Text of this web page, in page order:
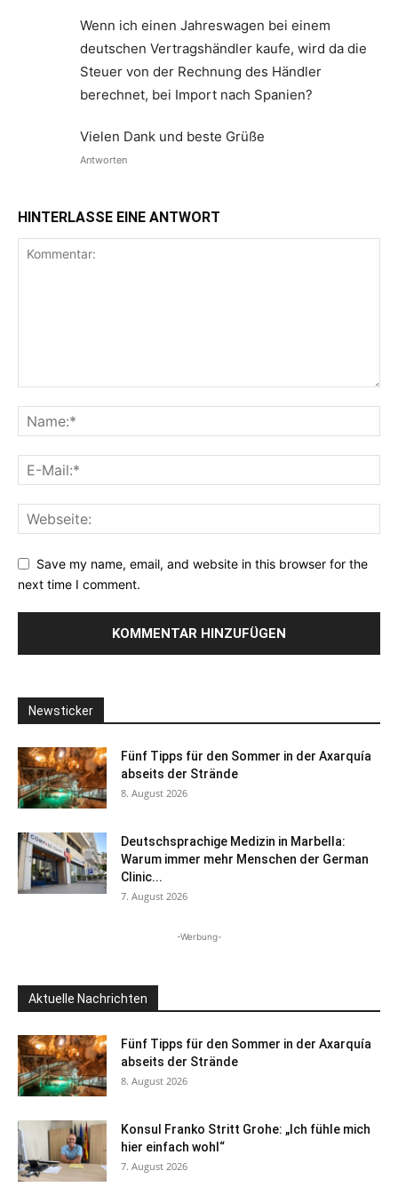
Wenn ich einen Jahreswagen bei einem
deutschen Vertragshändler kaufe, wird da die
Steuer von der Rechnung des Händler
berechnet, bei Import nach Spanien?
Vielen Dank und beste Grüße
Antworten
HINTERLASSE EINE ANTWORT
Save my name, email, and website in this browser for the
next time I comment.
Newsticker
Fünf Tipps für den Sommer in der Axarquía
abseits der Strände
8. August 2026
Deutschsprachige Medizin in Marbella:
Warum immer mehr Menschen der German
Clinic...
7. August 2026
-Werbung-
Aktuelle Nachrichten
Fünf Tipps für den Sommer in der Axarquía
abseits der Strände
8. August 2026
Konsul Franko Stritt Grohe: „Ich fühle mich
hier einfach wohl“
7. August 2026